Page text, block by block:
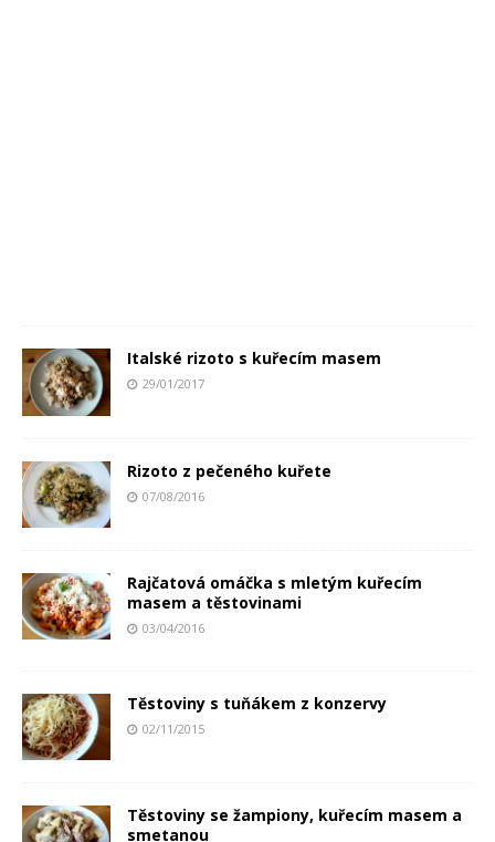
Italské rizoto s kuřecím masem
29/01/2017
Rizoto z pečeného kuřete
07/08/2016
Rajčatová omáčka s mletým kuřecím
masem a těstovinami
03/04/2016
Těstoviny s tuňákem z konzervy
02/11/2015
Těstoviny se žampiony, kuřecím masem a
smetanou